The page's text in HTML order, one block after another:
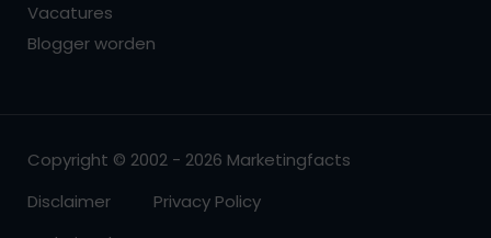
Vacatures
Blogger worden
Copyright © 2002 - 2026 Marketingfacts
Disclaimer
Privacy Policy